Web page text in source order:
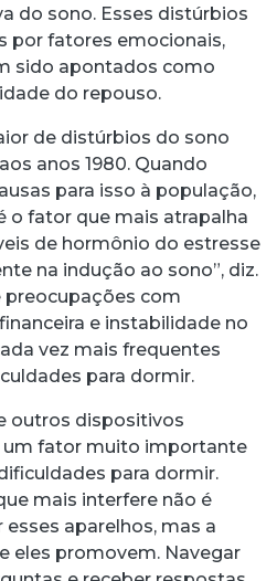
do sono. Esses distúrbios
por fatores emocionais,
sido apontados como
do repouso.
de distúrbios do sono
anos 1980. Quando
para isso à população,
o fator que mais atrapalha
de hormônio do estresse
na indução ao sono”, diz.
preocupações com
e instabilidade no
vez mais frequentes
para dormir.
outros dispositivos
fator muito importante
para dormir.
mais interfere não é
aparelhos, mas a
eles promovem. Navegar